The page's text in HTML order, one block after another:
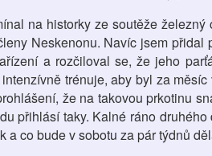
na historky ze soutěže
Neskenonu. Navíc jsem přidal
a rozčiloval se, že jeho
trénuje, aby byl za
že na takovou prkotinu
přihlásí taky. Kalné ráno
co bude v sobotu za pár týdnů